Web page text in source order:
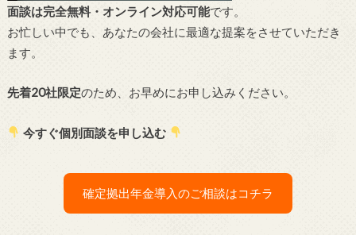
面談は完全無料・オンライン対応可能です。
お忙しい中でも、あなたの会社に最適な提案をさせていただき
ます。
先着20社限定のため、お早めにお申し込みください。
今すぐ個別面談を申し込む
確定拠出年金導入のご相談はコチラ